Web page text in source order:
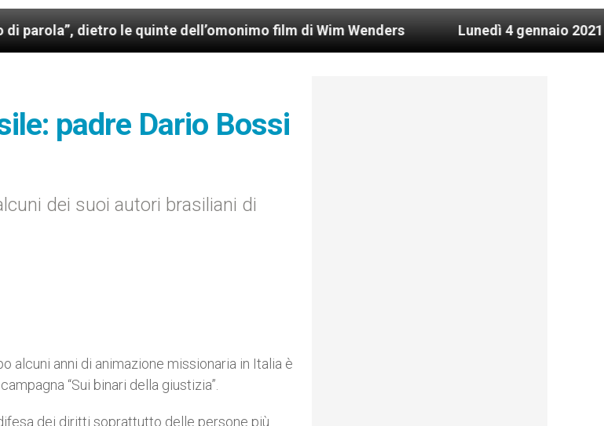
le quinte dell’omonimo film di Wim Wenders Lunedì 4 gennaio 2021:
padre Dario Bossi
dei suoi autori brasiliani di
alcuni anni di animazione missionaria in Italia è
“Sui binari della giustizia”.
dei diritti soprattutto delle persone più